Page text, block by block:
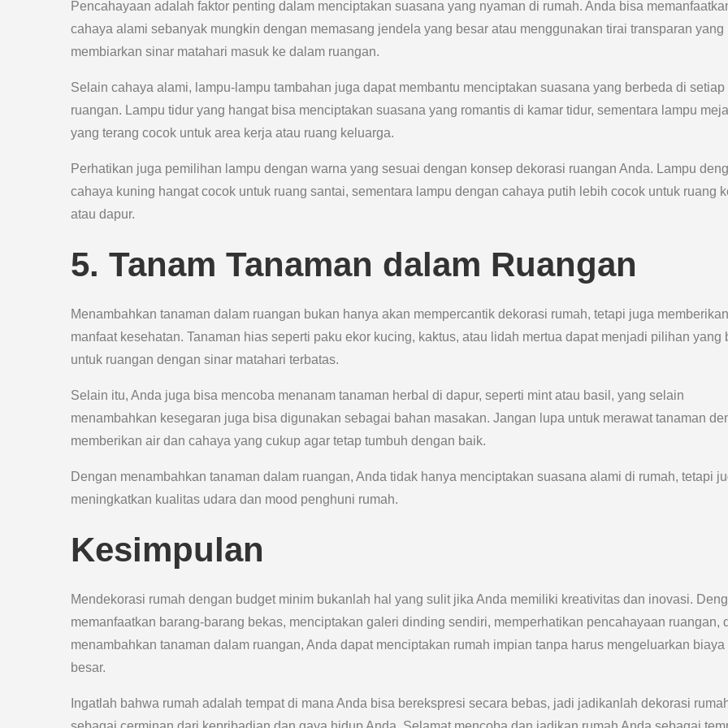
Pencahayaan adalah faktor penting dalam menciptakan suasana yang nyaman di rumah. Anda bisa
cahaya alami sebanyak mungkin dengan memasang jendela yang besar atau menggunakan tirai transparan yang
membiarkan sinar matahari masuk ke dalam ruangan.
Selain cahaya alami, lampu-lampu tambahan juga dapat membantu menciptakan suasana yang berbeda di setiap
ruangan. Lampu tidur yang hangat bisa menciptakan suasana yang romantis di kamar tidur, sementara lampu meja
yang terang cocok untuk area kerja atau ruang keluarga.
Perhatikan juga pemilihan lampu dengan warna yang sesuai dengan konsep dekorasi ruangan Anda. Lampu
cahaya kuning hangat cocok untuk ruang santai, sementara lampu dengan cahaya putih lebih cocok untuk ruang
atau dapur.
5. Tanam Tanaman dalam Ruangan
Menambahkan tanaman dalam ruangan bukan hanya akan mempercantik dekorasi rumah, tetapi juga memberikan
manfaat kesehatan. Tanaman hias seperti paku ekor kucing, kaktus, atau lidah mertua dapat menjadi pilihan yang
untuk ruangan dengan sinar matahari terbatas.
Selain itu, Anda juga bisa mencoba menanam tanaman herbal di dapur, seperti mint atau basil, yang selain
menambahkan kesegaran juga bisa digunakan sebagai bahan masakan. Jangan lupa untuk merawat tanaman
memberikan air dan cahaya yang cukup agar tetap tumbuh dengan baik.
Dengan menambahkan tanaman dalam ruangan, Anda tidak hanya menciptakan suasana alami di rumah, tetapi
meningkatkan kualitas udara dan mood penghuni rumah.
Kesimpulan
Mendekorasi rumah dengan budget minim bukanlah hal yang sulit jika Anda memiliki kreativitas dan inovasi.
memanfaatkan barang-barang bekas, menciptakan galeri dinding sendiri, memperhatikan pencahayaan ruangan,
menambahkan tanaman dalam ruangan, Anda dapat menciptakan rumah impian tanpa harus mengeluarkan biaya
besar.
Ingatlah bahwa rumah adalah tempat di mana Anda bisa berekspresi secara bebas, jadi jadikanlah dekorasi